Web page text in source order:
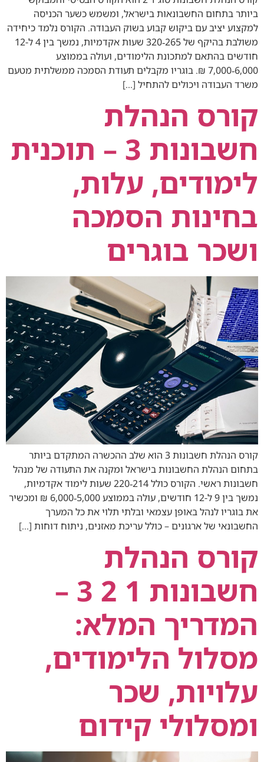
ביותר בתחום החשבונאות בישראל, ומשמש כשער הכניסה
למקצוע יציב עם ביקוש קבוע בשוק העבודה. הקורס נלמד כיחידה
משולבת בהיקף של 265‑320 שעות אקדמיות, נמשך בין 4 ל‑12
חודשים בהתאם למתכונת הלימודים, ועולה בממוצע
6,000‑7,000 ₪. בוגריו מקבלים תעודת הסמכה ממשלתית מטעם
משרד העבודה ויכולים להתחיל […]
קורס הנהלת
חשבונות 3 – תוכנית
לימודים, עלות,
בחינות הסמכה
ושכר בוגרים
קורס הנהלת חשבונות 3 הוא שלב ההכשרה המתקדם ביותר
בתחום הנהלת החשבונות בישראל ומקנה את התעודה של מנהל
חשבונות ראשי. הקורס כולל 214‑220 שעות לימוד אקדמיות,
נמשך בין 9 ל‑12 חודשים, עולה בממוצע 5,000‑6,000 ₪ ומכשיר
את בוגריו לנהל באופן עצמאי ובלתי תלוי את כל המערך
החשבונאי של ארגונים – כולל עריכת מאזנים, ניתוח דוחות […]
קורס הנהלת
חשבונות 1 2 3 –
המדריך המלא:
מסלול הלימודים,
עלויות, שכר
ומסלולי קידום